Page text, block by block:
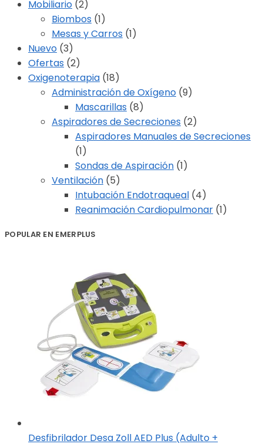
Mobiliario (2)
Biombos (1)
Mesas y Carros (1)
Nuevo (3)
Ofertas (2)
Oxigenoterapia (18)
Administración de Oxígeno (9)
Mascarillas (8)
Aspiradores de Secreciones (2)
Aspiradores Manuales de Secreciones
(1)
Sondas de Aspiración (1)
Ventilación (5)
Intubación Endotraqueal (4)
Reanimación Cardiopulmonar (1)
POPULAR EN EMERPLUS
Desfibrilador Desa Zoll AED Plus (Adulto +